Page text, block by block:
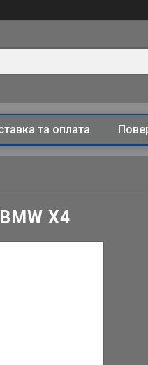
та оплата
X4